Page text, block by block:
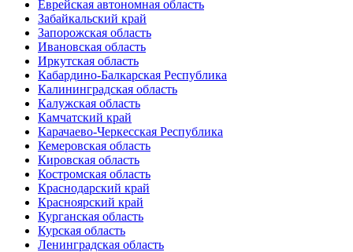
Еврейская автономная область
Забайкальский край
Запорожская область
Ивановская область
Иркутская область
Кабардино-Балкарская Республика
Калининградская область
Калужская область
Камчатский край
Карачаево-Черкесская Республика
Кемеровская область
Кировская область
Костромская область
Краснодарский край
Красноярский край
Курганская область
Курская область
Ленинградская область